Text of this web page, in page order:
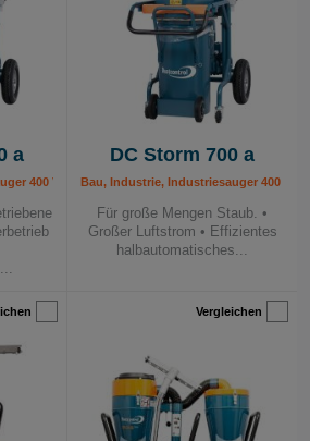
durch Staubpartikel in der Luft
auf die Gesundheit
und das Risiko chronischer
Krebs erhöhen. Ein sicheres
nicht nur Compliance– es geht
Staubkontrolle ist keine
Notwendigkeit.
a
400 V, Mobile Absauggeräte, Quarzstaub -
DC Storm 700 a
Bau, Industrie, Industriesauger 400 V,
Für große Mengen Staub. •
Großer Luftstrom • Effizientes
halbautomatisches...
Vergleichen